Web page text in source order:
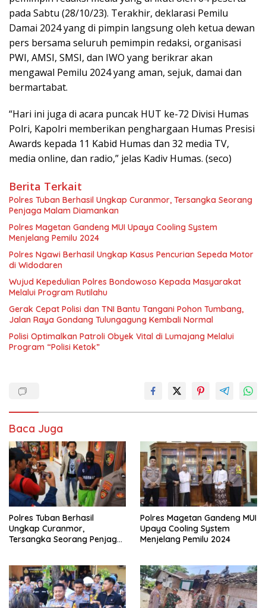
pada Sabtu (28/10/23). Terakhir, deklarasi Pemilu
Damai 2024 yang di pimpin langsung oleh ketua dewan
pers bersama seluruh pemimpin redaksi, organisasi
PWI, AMSI, SMSI, dan IWO yang berikrar akan
mengawal Pemilu 2024 yang aman, sejuk, damai dan
bermartabat.
“Hari ini juga di acara puncak HUT ke-72 Divisi Humas
Polri, Kapolri memberikan penghargaan Humas Presisi
Awards kepada 11 Kabid Humas dan 32 media TV,
media online, dan radio,” jelas Kadiv Humas. (seco)
Berita Terkait
Polres Tuban Berhasil Ungkap Curanmor, Tersangka Seorang
Penjaga Malam Diamankan
Polres Magetan Gandeng MUI Upaya Cooling System
Menjelang Pemilu 2024
Polres Ngawi Berhasil Ungkap Kasus Pencurian Sepeda Motor
di Widodaren
Wujud Kepedulian Polres Bondowoso Kepada Masyarakat
Melalui Program Rutilahu
Gerak Cepat Polisi dan TNI Bantu Tangani Pohon Tumbang,
Jalan Raya Gondang Tulungagung Kembali Normal
Polisi Optimalkan Patroli Obyek Vital di Lumajang Melalui
Program “Polisi Ketok”
Baca Juga
Polres Tuban Berhasil
Ungkap Curanmor,
Tersangka Seorang Penjaga
Polres Magetan Gandeng MUI
Upaya Cooling System
Menjelang Pemilu 2024